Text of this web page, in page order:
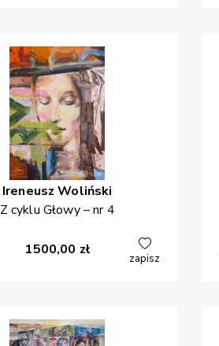
Ireneusz Woliński
Z cyklu Głowy – nr 4
1500,00 zł
zapisz